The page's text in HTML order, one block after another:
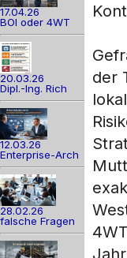
17.04.26
BOI oder 4WT
20.03.26
Dipl.-Ing. Rich
12.03.26
Enterprise-Arch
28.02.26
falsche Fragen
der